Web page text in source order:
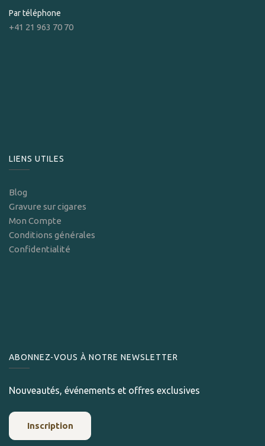
Par téléphone
+41 21 963 70 70
LIENS UTILES
Blog
Gravure sur cigares
Mon Compte
Conditions générales
Confidentialité
ABONNEZ-VOUS À NOTRE NEWSLETTER
Nouveautés, événements et offres exclusives
Inscription